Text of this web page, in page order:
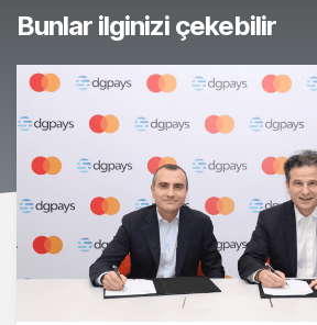
Bunlar ilginizi çekebilir